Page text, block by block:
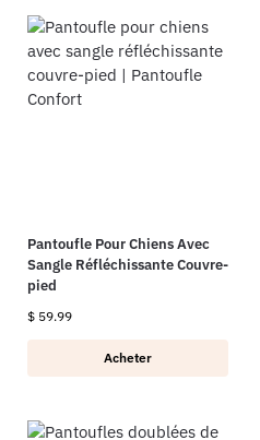
Pantoufle Pour Chiens Avec
Sangle Réfléchissante Couvre-
pied
$ 59.99
Acheter